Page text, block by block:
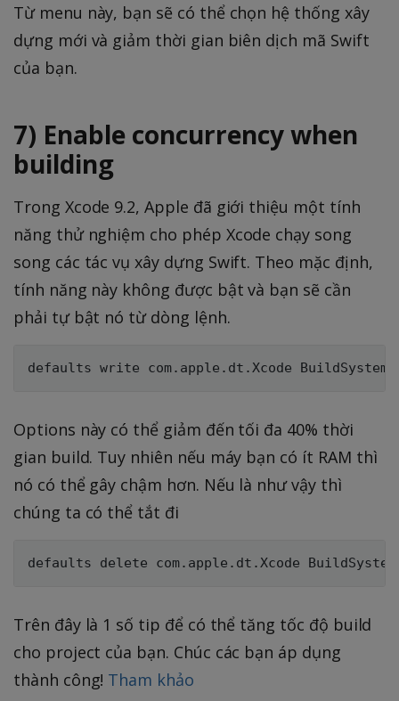
Từ menu này, bạn sẽ có thể chọn hệ thống xây
dựng mới và giảm thời gian biên dịch mã Swift
của bạn.
7) Enable concurrency when
building
Trong Xcode 9.2, Apple đã giới thiệu một tính
năng thử nghiệm cho phép Xcode chạy song
song các tác vụ xây dựng Swift. Theo mặc định,
tính năng này không được bật và bạn sẽ cần
phải tự bật nó từ dòng lệnh.
Options này có thể giảm đến tối đa 40% thời
gian build. Tuy nhiên nếu máy bạn có ít RAM thì
nó có thể gây chậm hơn. Nếu là như vậy thì
chúng ta có thể tắt đi
Trên đây là 1 số tip để có thể tăng tốc độ build
cho project của bạn. Chúc các bạn áp dụng
thành công! Tham khảo